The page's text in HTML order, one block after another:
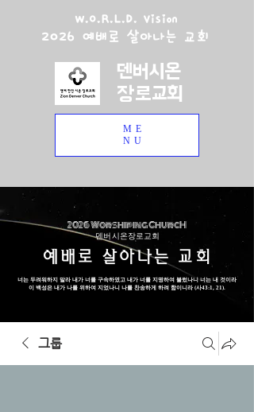
W.O.R.L.D. Vision
2026 예배로 살아나는 교회
덴버시온
장로교회
ME
NU
2026 Worshiping ChurcH
덴버 시온장로교회
예배로 살아나는 교회
너는 두려워하지 말라 내가 너를 구속하였고 내가 너를 지명하여 불렀나니 너는 내 것이라
이 백성은 내가 나를 위하여 지었나니 나를 찬송하게 하려 함이니라 (사43:1, 21).
그룹